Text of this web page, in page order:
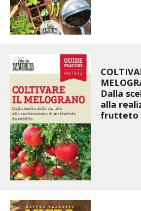
COLTIVARE L’OLIVO
VIGNETO BIO
PENSA ALTERNATIVO
GARDENA
VERONESI
RIMANI A CONTATTO
Dalla
alla
frutteto